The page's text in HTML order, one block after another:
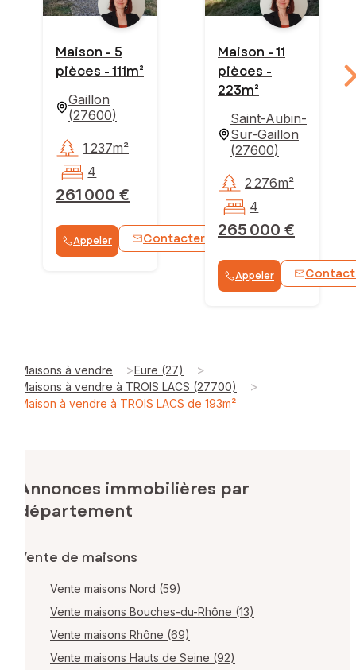
Maison - 5
pièces - 111m²
Gaillon
(27600)
261 000 €
1 237m²
4
Appeler Contacter WhatsApp
Maison - 11
pièces -
223m²
Saint-Aubin-
Sur-Gaillon
(27600)
265 000 €
2 276m²
4
Appeler
Maisons à vendre >Eure (27) >
Maisons à vendre à TROIS LACS (27700) >
Maison à vendre à TROIS LACS de 193m²
Annonces immobilières par
département
Vente de maisons
Vente maisons Nord (59)
Vente maisons Bouches-du-Rhône (13)
Vente maisons Rhône (69)
Vente maisons Hauts de Seine (92)